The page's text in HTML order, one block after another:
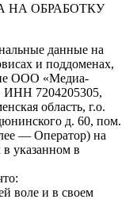
НА ОБРАБОТКУ
данные на
и поддоменах,
ООО «Медиа-
ИНН 7204205305,
область, г.о.
д. 60, пом.
— Оператор) на
указанном в
воле и в своем